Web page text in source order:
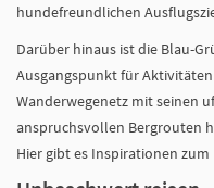
hundefreundlichen
Darüber hinaus ist die Blau-
Ausgangspunkt für
Wanderwegenetz mit seinen
anspruchsvollen Bergrouten
Hier gibt es Inspirationen zum